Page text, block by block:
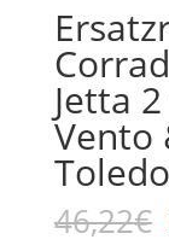
Jetta
Vento
Toledo
46,22€